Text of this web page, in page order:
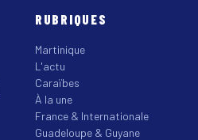
RUBRIQUES
Martinique
L'actu
Caraïbes
À la une
France & Internationale
Guadeloupe & Guyane